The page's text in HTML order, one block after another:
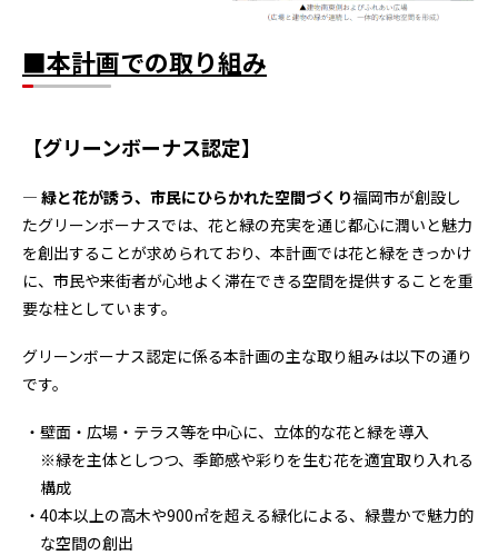
■本計画での取り組み
【グリーンボーナス認定】
― 緑と花が誘う、市民にひらかれた空間づくり福岡市が創設し
たグリーンボーナスでは、花と緑の充実を通じ都心に潤いと魅力
を創出することが求められており、本計画では花と緑をきっかけ
に、市民や来街者が心地よく滞在できる空間を提供することを重
要な柱としています。
グリーンボーナス認定に係る本計画の主な取り組みは以下の通り
です。
壁面・広場・テラス等を中心に、立体的な花と緑を導入
※緑を主体としつつ、季節感や彩りを生む花を適宜取り入れる
構成
40本以上の高木や900㎡を超える緑化による、緑豊かで魅力的
な空間の創出